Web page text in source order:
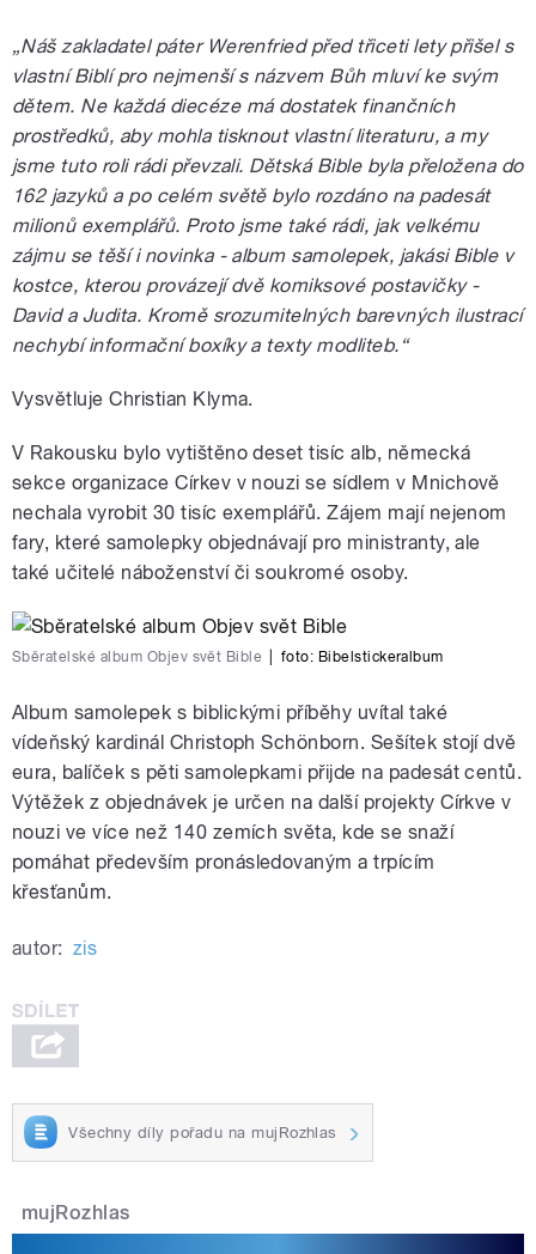
„Náš zakladatel páter Werenfried před třiceti lety přišel s
vlastní Biblí pro nejmenší s názvem Bůh mluví ke svým
dětem. Ne každá diecéze má dostatek finančních
prostředků, aby mohla tisknout vlastní literaturu, a my
jsme tuto roli rádi převzali. Dětská Bible byla přeložena do
162 jazyků a po celém světě bylo rozdáno na padesát
milionů exemplářů. Proto jsme také rádi, jak velkému
zájmu se těší i novinka - album samolepek, jakási Bible v
kostce, kterou provázejí dvě komiksové postavičky -
David a Judita. Kromě srozumitelných barevných ilustrací
nechybí informační boxíky a texty modliteb.“
Vysvětluje Christian Klyma.
V Rakousku bylo vytištěno deset tisíc alb, německá
sekce organizace Církev v nouzi se sídlem v Mnichově
nechala vyrobit 30 tisíc exemplářů. Zájem mají nejenom
fary, které samolepky objednávají pro ministranty, ale
také učitelé náboženství či soukromé osoby.
Sběratelské album Objev svět Bible foto: Bibelstickeralbum
Album samolepek s biblickými příběhy uvítal také
vídeňský kardinál Christoph Schönborn. Sešítek stojí dvě
eura, balíček s pěti samolepkami přijde na padesát centů.
Výtěžek z objednávek je určen na další projekty Církve v
nouzi ve více než 140 zemích světa, kde se snaží
pomáhat především pronásledovaným a trpícím
křesťanům.
autor: zis
Všechny díly pořadu na mujRozhlas
mujRozhlas